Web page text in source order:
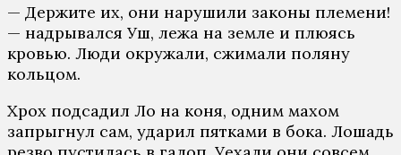
— Держите их, они нарушили законы племени!
— надрывался Уш, лежа на земле и плюясь
кровью. Люди окружали, сжимали поляну
кольцом.
Хрох подсадил Ло на коня, одним махом
запрыгнул сам, ударил пятками в бока. Лошадь